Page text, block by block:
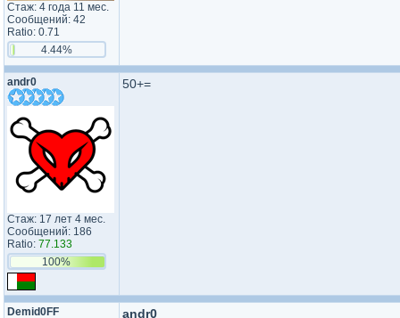
Стаж: 4 года 11 мес.
Сообщений: 42
Ratio: 0.71
4.44%
andr0
Стаж: 17 лет 4 мес.
Сообщений: 186
Ratio: 77.133
100%
50+=
Demid0FF andr0